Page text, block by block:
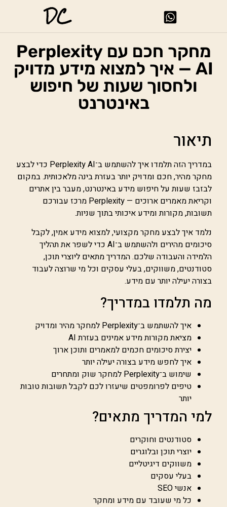
DC
מחקר חכם עם Perplexity
AI — איך למצוא מידע מדויק
ולחסוך שעות של חיפוש
באינטרנט
תיאור
במדריך הזה תלמדו איך להשתמש ב־Perplexity AI כדי לבצע
מחקר מהיר, חכם ומדויק יותר בעזרת בינה מלאכותית. במקום
לבזבז שעות על חיפוש מידע באינטרנט, מעבר בין אתרים
וקריאת מאמרים ארוכים — Perplexity מרכז עבורכם
תשובות, מקורות ומידע איכותי בתוך שניות.
נלמד איך לבצע מחקר מקצועי, למצוא מידע אמין, לקבל
סיכומים מהירים ולהשתמש ב־AI כדי לשפר את תהליך
הלמידה והעבודה שלכם. המדריך מתאים ליוצרי תוכן,
סטודנטים, משווקים, בעלי עסקים וכל מי שרוצה לעבוד
בצורה יעילה יותר עם מידע.
מה תלמדו במדריך?
איך להשתמש ב־Perplexity למחקר מהיר ומדויק
מציאת מקורות מידע אמינים בעזרת AI
יצירת סיכומים חכמים למאמרים ותוכן ארוך
איך לחפש מידע בצורה יעילה יותר
שימוש ב־Perplexity למחקר שוק ומתחרים
טיפים לפרומפטים שיעזרו לכם לקבל תשובות טובות
יותר
למי המדריך מתאים?
סטודנטים וחוקרים
יוצרי תוכן ובלוגרים
משווקים דיגיטליים
בעלי עסקים
אנשי SEO
כל מי שעובד עם מידע ומחקר